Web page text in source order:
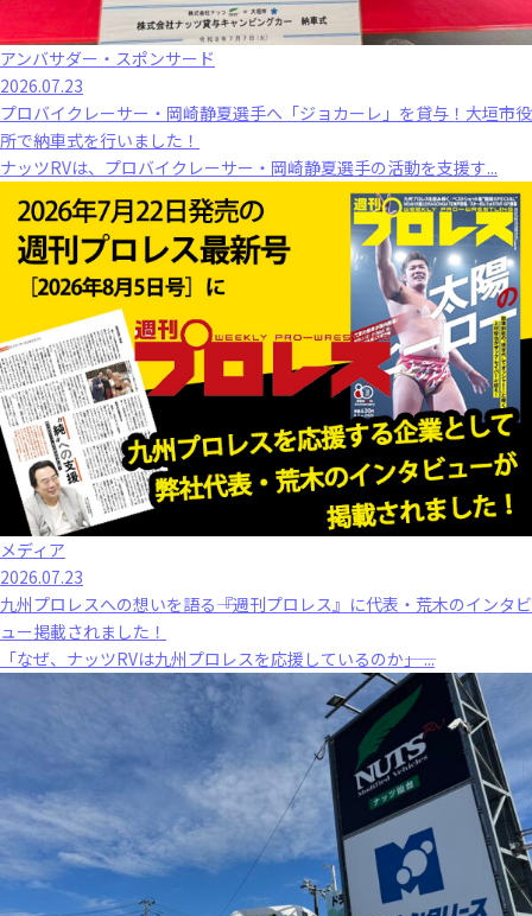
アンバサダー・スポンサード
2026.07.23
プロバイクレーサー・岡崎静夏選手へ「ジョカーレ」を貸与！大垣市役
所で納車式を行いました！
ナッツRVは、プロバイクレーサー・岡崎静夏選手の活動を支援す...
メディア
2026.07.23
九州プロレスへの想いを語る――『週刊プロレス』に代表・荒木のインタビ
ュー掲載されました！
「なぜ、ナッツRVは九州プロレスを応援しているのか――」 ...